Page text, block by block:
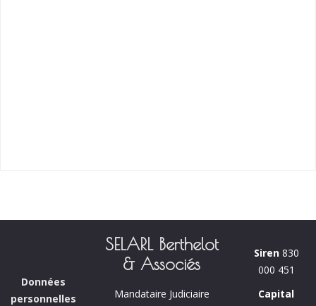
Données
personnelles
SELARL Berthelot
& Associés
Mandataire Judiciaire
Siren830
000 451
Capital